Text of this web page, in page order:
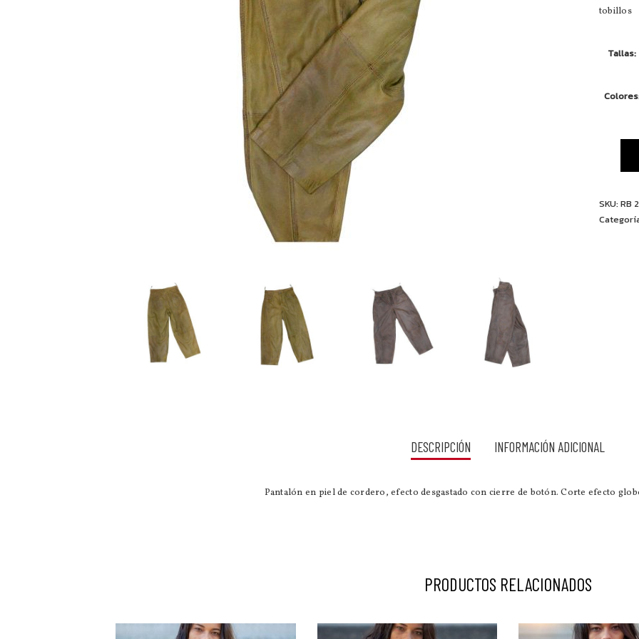
tobillos
Tallas
Colores
SKU:RB
DESCRIPCIÓN INFORMACIÓN ADICIONAL
Pantalón en piel de cordero, efecto desgastado con cierre de botón. Corte efecto
PRODUCTOS RELACIONADOS